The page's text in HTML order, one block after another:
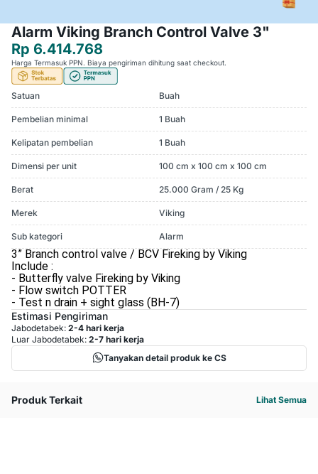
Alarm Viking Branch Control Valve 3"
Rp 6.414.768
Harga Termasuk PPN. Biaya pengiriman dihitung saat checkout.
Satuan Buah
Pembelian minimal 1 Buah
Kelipatan pembelian 1 Buah
Dimensi per unit 100 cm x 100 cm x 100 cm
Berat 25.000 Gram / 25 Kg
Merek Viking
Sub kategori Alarm
3” Branch control valve / BCV Fireking by Viking
Include :
- Butterfly valve Fireking by Viking
- Flow switch POTTER
- Test n drain + sight glass (BH-7)
Estimasi Pengiriman
Jabodetabek: 2-4 hari kerja
Luar Jabodetabek: 2-7 hari kerja
Tanyakan detail produk ke CS
Produk Terkait Lihat Semua